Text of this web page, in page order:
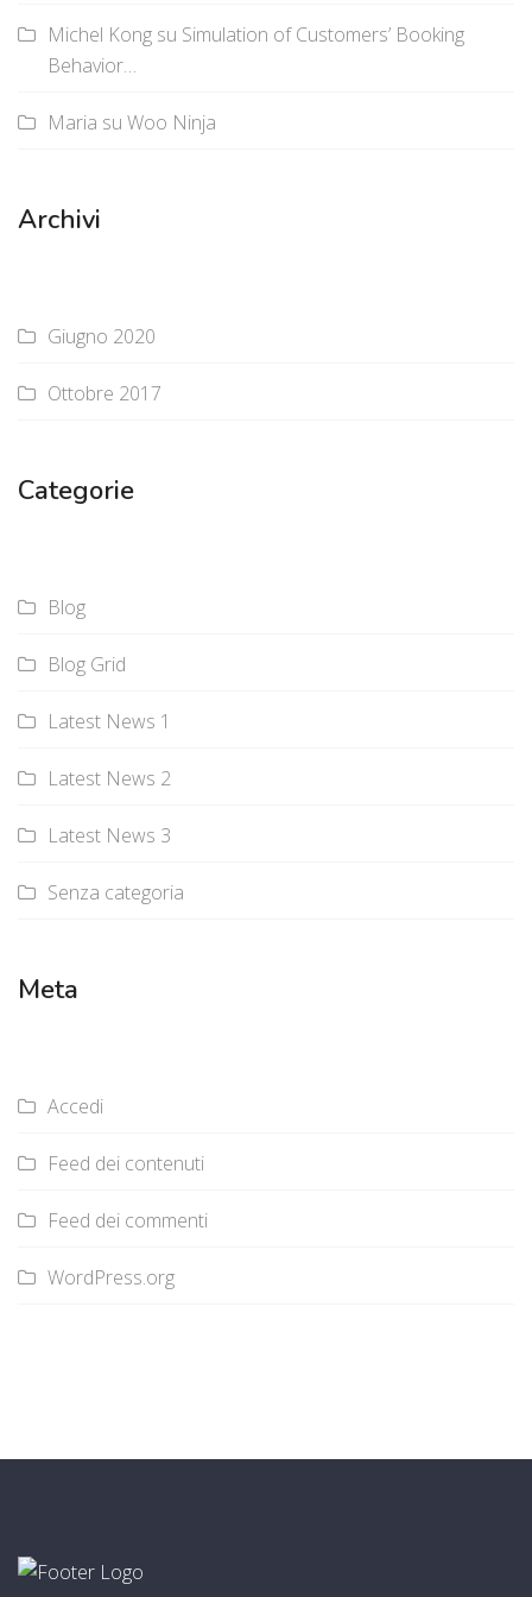
Michel Kong su Simulation of Customers’ Booking
Behavior…
Maria su Woo Ninja
Archivi
Giugno 2020
Ottobre 2017
Categorie
Blog
Blog Grid
Latest News 1
Latest News 2
Latest News 3
Senza categoria
Meta
Accedi
Feed dei contenuti
Feed dei commenti
WordPress.org